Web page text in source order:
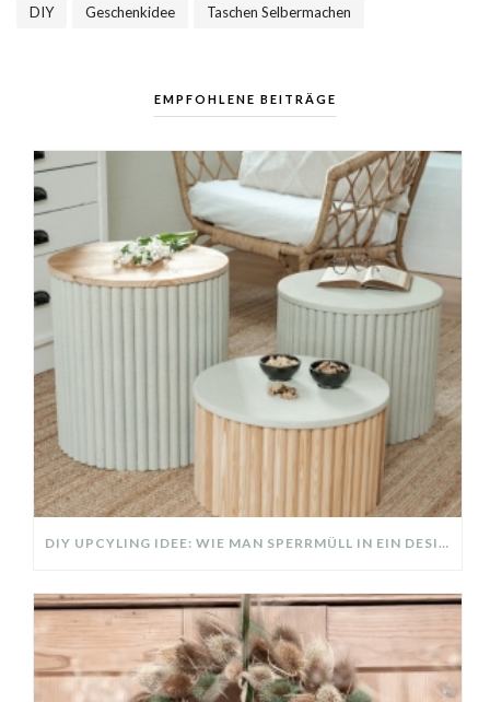
DIY Geschenkidee Taschen Selbermachen
EMPFOHLENE BEITRÄGE
DIY UPCYLING IDEE: WIE MAN SPERRMÜLL IN EIN DESIGNER TEIL VERWANDELT